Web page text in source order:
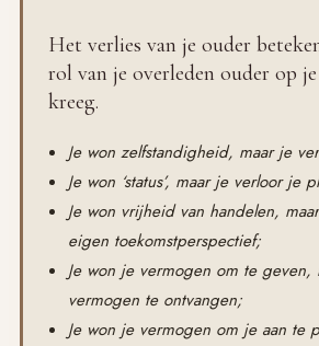
Het verlies van je ouder
rol van je overleden ouder op
kreeg.
Je won zelfstandigheid, maar je
Je won ‘status’, maar je verloor je
Je won vrijheid van handelen,
eigen toekomstperspectief;
Je won je vermogen om te geven,
vermogen te ontvangen;
Je won je vermogen om je aan te